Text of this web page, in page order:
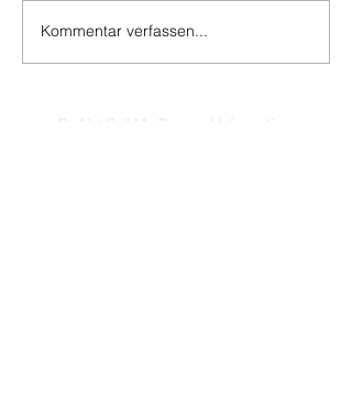
Kommentar verfassen...
Do Not Sell My Personal Information